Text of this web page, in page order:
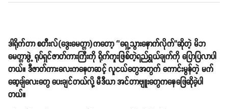
ဒါရိုက်တာ စတီးလ်(ဒွေးမေတ္တာ)ကတော့ ‘’ရှေ့သွားနောက်လိုက်’’ဆိုတဲ့ မိဘ
မေတ္တာဖွဲ့ ရုပ်ရှင်ဇာတ်ကားကြီးကို ရိုက်ကူးဖြစ်တဲ့ရည်ရွယ်ချက်ကို ပြောပြလာပါ
တယ်။ ဒီဇာတ်ကားလေးကနေတဆင့် လူငယ်တွေအတွက် ကောင်းမွန်တဲ့ မက်
ဆေ့ချ်လေးတွေ ပေးချင်တယ်လို့ မီဒီယာ အင်တာဗျူးတွေကနေဖြေဆိုခဲ့ပါ
တယ်။